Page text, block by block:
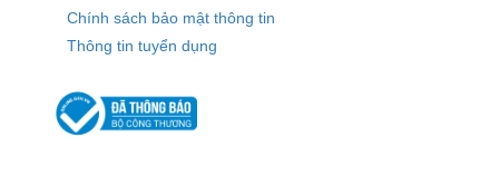
Chính sách bảo mật thông tin
Thông tin tuyển dụng